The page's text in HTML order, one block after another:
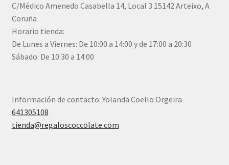
C/Médico Amenedo Casabella 14, Local 3 15142 Arteixo, A
Coruña
Horario tienda:
De Lunes a Viernes: De 10:00 a 14:00 y de 17:00 a 20:30
Sábado: De 10:30 a 14:00
Información de contacto: Yolanda Coello Orgeira
641305108
tienda@regaloscoccolate.com